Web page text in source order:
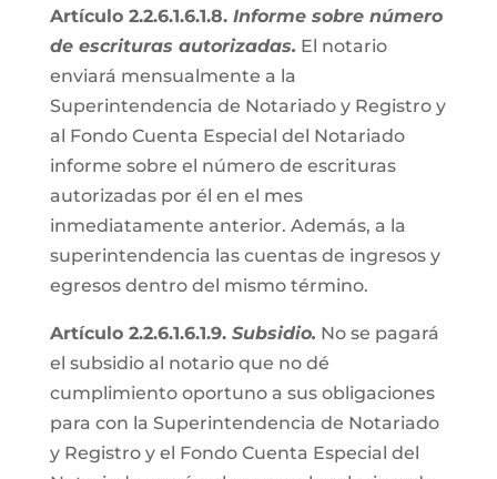
Artículo 2.2.6.1.6.1.8. Informe sobre número
de escrituras autorizadas. El notario
enviará mensualmente a la
Superintendencia de Notariado y Registro y
al Fondo Cuenta Especial del Notariado
informe sobre el número de escrituras
autorizadas por él en el mes
inmediatamente anterior. Además, a la
superintendencia las cuentas de ingresos y
egresos dentro del mismo término.
Artículo 2.2.6.1.6.1.9. Subsidio. No se pagará
el subsidio al notario que no dé
cumplimiento oportuno a sus obligaciones
para con la Superintendencia de Notariado
y Registro y el Fondo Cuenta Especial del